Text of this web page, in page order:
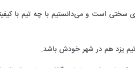
سختی است و می‌دانستیم با چه تیم با
تیم یزد هم در شهر خودش باشد.